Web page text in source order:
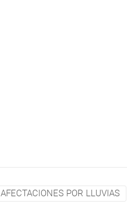
AFECTACIONES POR LLUVIAS